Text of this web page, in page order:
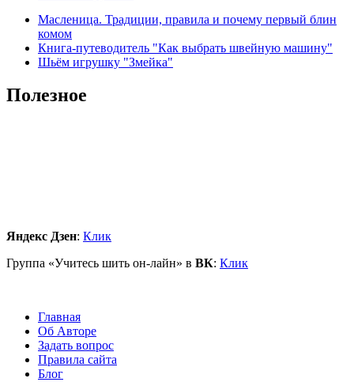
Масленица. Традиции, правила и почему первый блин
комом
Книга-путеводитель "Как выбрать швейную машину"
Шьём игрушку "Змейка"
Полезное
Яндекс Дзен: Клик
Группа «Учитесь шить он-лайн» в ВК: Клик
Главная
Об Авторе
Задать вопрос
Правила сайта
Блог